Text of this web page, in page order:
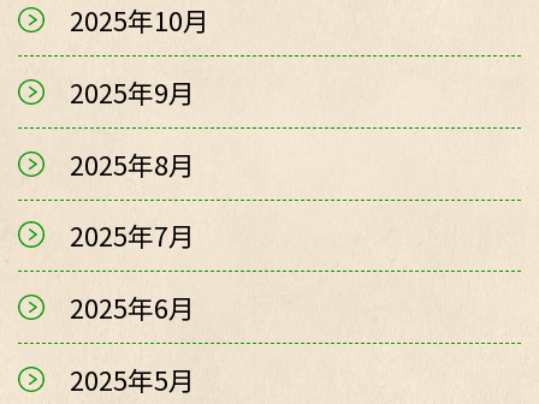
2025年10月
2025年9月
2025年8月
2025年7月
2025年6月
2025年5月